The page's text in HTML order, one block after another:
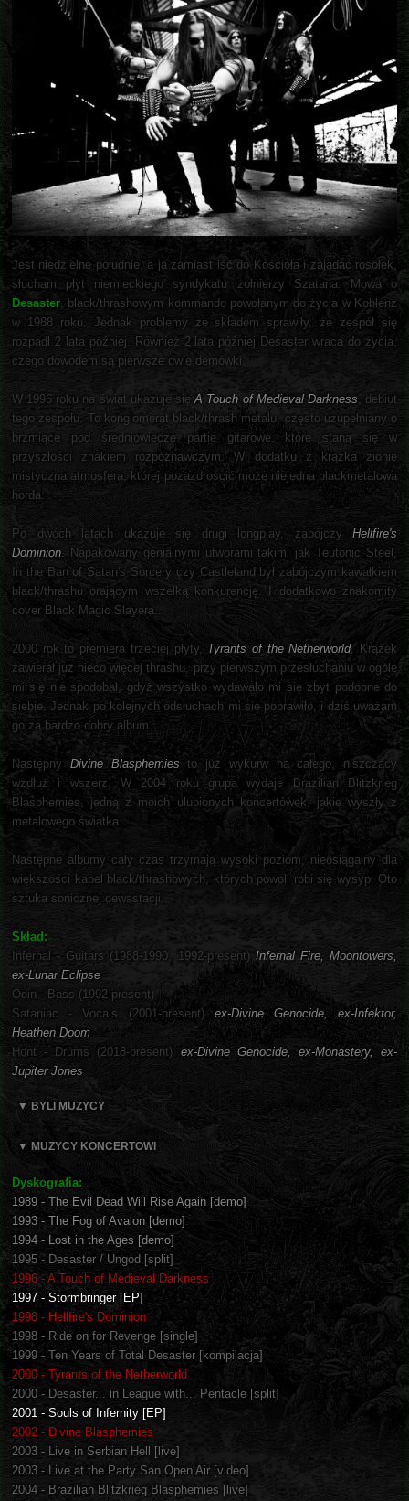
Jest niedzielne południe, a ja zamiast iść do Kościoła i zajadać rosołek,
słucham płyt niemieckiego syndykatu żołnierzy Szatana. Mowa o
Desaster, black/thrashowym kommando powołanym do życia w Koblenz
w 1988 roku. Jednak problemy ze składem sprawiły, że zespół się
rozpadł 2 lata później. Również 2 lata później Desaster wraca do życia,
czego dowodem są pierwsze dwie demówki.
W 1996 roku na świat ukazuje sięA Touch of Medieval Darkness, debiut
tego zespołu. To konglomerat black/thrash metalu, często uzupełniany o
brzmiące pod średniowiecze partie gitarowe, które staną się w
przyszłości znakiem rozpoznawczym. W dodatku z krążka zionie
mistyczna atmosfera, której pozazdrościć może niejedna blackmetalowa
horda.
Po dwóch latach ukazuje się drugi longplay, zabójczy Hellfire's
Dominion. Napakowany genialnymi utworami takimi jak Teutonic Steel,
In the Ban of Satan's Sorcery czy Castleland był zabójczym kawałkiem
black/thrashu orającym wszelką konkurencję. I dodatkowo znakomity
cover Black Magic Slayera...
2000 rok to premiera trzeciej płyty, Tyrants of the Netherworld. Krążek
zawierał już nieco więcej thrashu, przy pierwszym przesłuchaniu w ogóle
mi się nie spodobał, gdyż wszystko wydawało mi się zbyt podobne do
siebie. Jednak po kolejnych odsłuchach mi się poprawiło, i dziś uważam
go za bardzo dobry album.
Następny Divine Blasphemies to już wykurw na całego, niszczący
wzdłuż i wszerz. W 2004 roku grupa wydaje Brazilian Blitzkrieg
Blasphemies, jedną z moich ulubionych koncertówek, jakie wyszły z
metalowego światka.
Następne albumy cały czas trzymają wysoki poziom, nieosiągalny dla
większości kapel black/thrashowych, których powoli robi się wysyp. Oto
sztuka sonicznej dewastacji.
Skład:
Infernal - Guitars (1988-1990, 1992-present) Infernal Fire, Moontowers,
ex-Lunar Eclipse
Odin - Bass (1992-present)
Sataniac - Vocals (2001-present) ex-Divine Genocide, ex-Infektor,
Heathen Doom
Hont - Drums (2018-present) ex-Divine Genocide, ex-Monastery, ex-
Jupiter Jones
▼ BYLI MUZYCY
▼ MUZYCY KONCERTOWI
Dyskografia:
1989 - The Evil Dead Will Rise Again [demo]
1993 - The Fog of Avalon [demo]
1994 - Lost in the Ages [demo]
1995 - Desaster / Ungod [split]
1996 - A Touch of Medieval Darkness
1997 - Stormbringer [EP]
1998 - Hellfire's Dominion
1998 - Ride on for Revenge [single]
1999 - Ten Years of Total Desaster [kompilacja]
2000 - Tyrants of the Netherworld
2000 - Desaster... in League with... Pentacle [split]
2001 - Souls of Infernity [EP]
2002 - Divine Blasphemies
2003 - Live in Serbian Hell [live]
2003 - Live at the Party San Open Air [video]
2004 - Brazilian Blitzkrieg Blasphemies [live]